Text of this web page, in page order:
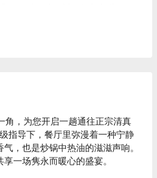
角，为您开启一趟通往正宗清真
指导下，餐厅里弥漫着一种宁静
，也是炒锅中热油的滋滋声响。
一场隽永而暖心的盛宴。